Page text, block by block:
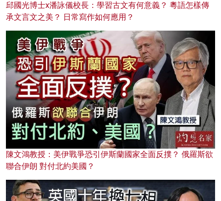
邱國光博士x潘詠儀校長：學習古文有何意義？ 粵語怎樣傳
承文言文之美？ 日常寫作如何應用？
陳文鴻教授：美伊戰爭恐引伊斯蘭國家全面反撲？ 俄羅斯欲
聯合伊朗 對付北約美國？